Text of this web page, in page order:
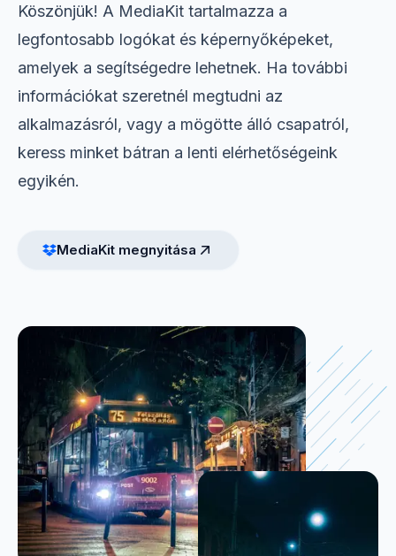
Köszönjük! A MediaKit tartalmazza a
legfontosabb logókat és képernyőképeket,
amelyek a segítségedre lehetnek. Ha további
információkat szeretnél megtudni az
alkalmazásról, vagy a mögötte álló csapatról,
keress minket bátran a lenti elérhetőségeink
egyikén.
MediaKit megnyitása